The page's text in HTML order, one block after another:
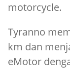
motorcycle.
Tyranno
km dan
eMotor